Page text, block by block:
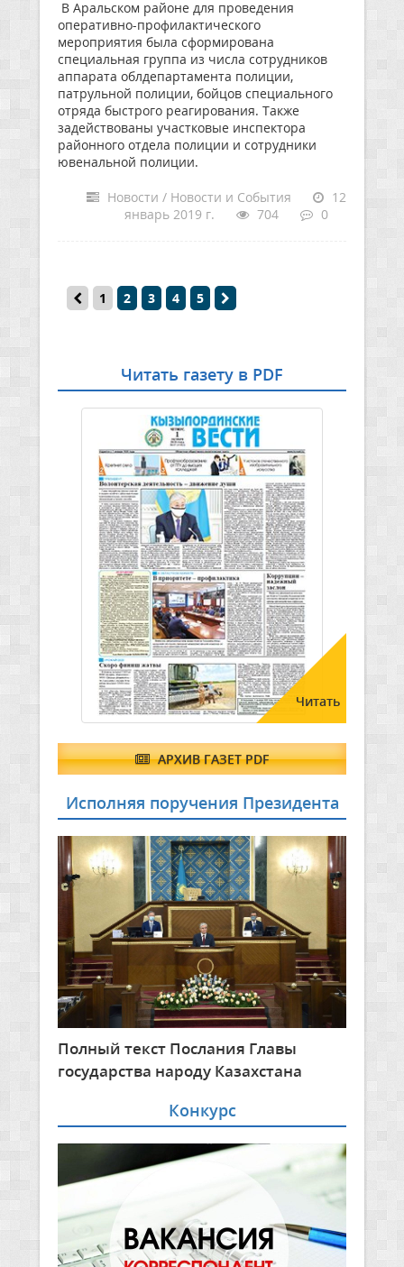
В Аральском районе для проведения
оперативно-профилактического
мероприятия была сформирована
специальная группа из числа сотрудников
аппарата облдепартамента полиции,
патрульной полиции, бойцов специального
отряда быстрого реагирования. Также
задействованы участковые инспектора
районного отдела полиции и сотрудники
ювенальной полиции.
Новости / Новости и События
12
январь 2019 г.
704 0
1 2 3 4 5
Читать газету в PDF
Читать
АРХИВ ГАЗЕТ PDF
Исполняя поручения Президента
Полный текст Послания Главы
государства народу Казахстана
Конкурс